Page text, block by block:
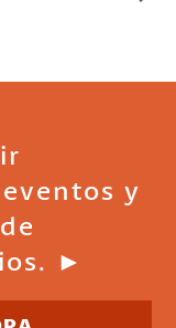
y
►